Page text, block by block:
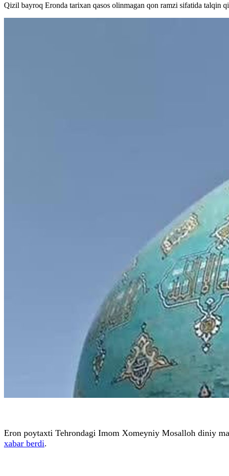
Qizil bayroq Eronda tarixan qasos olinmagan qon ramzi sifatida talqin
Eron poytaxti Tehrondagi Imom Xomeyniy Mosalloh diniy
xabar berdi.